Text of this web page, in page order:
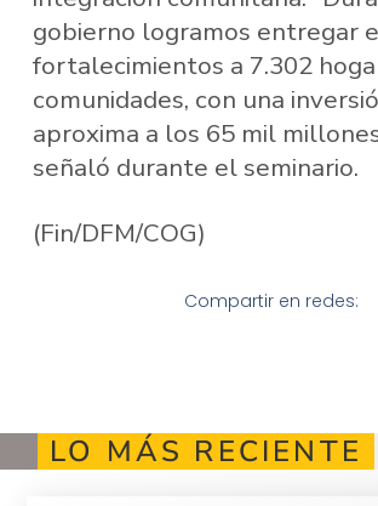
gobierno logramos entregar
fortalecimientos a 7.302
comunidades, con una
aproxima a los 65 mil
señaló durante el seminario.
(Fin/DFM/COG)
Compartir en redes:
LO MÁS RECIENTE